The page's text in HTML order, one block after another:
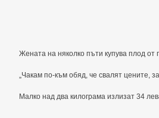
Жената на няколко пъти купува плод от
„Чакам по-към обяд, че свалят цените,
Малко над два килограма излизат 34